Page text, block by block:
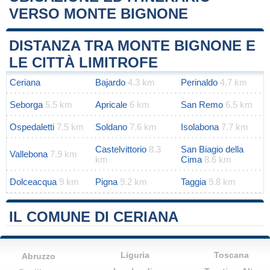
VERSO MONTE BIGNONE
+
−
Leaflet|Map data ©OpenStreetMap
DISTANZA TRA MONTE BIGNONE E
LE CITTÀ LIMITROFE
Ceriana Bajardo 4.3 km Perinaldo 4.7 km
Seborga 5.5 km Apricale 6 km San Remo 6.5 km
Ospedaletti 7.5 km Soldano 7.6 km Isolabona 7.7 km
Vallebona 7.9 km Castelvittorio 8.3
km
San Biagio della
Cima 8.6 km
Dolceacqua 9 km Pigna 9.2 km Taggia 9.8 km
IL COMUNE DI CERIANA
Abruzzo
Liguria
Toscana